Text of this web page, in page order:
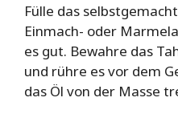
Fülle das
Einmach- oder
es gut. Bewahre das
und rühre es vor dem
das Öl von der Masse